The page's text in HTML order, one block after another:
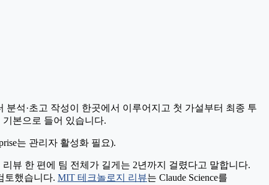
석·초고 작성이 한곳에서 이루어지고 첫 가설부터 최종 투
기본으로 들어 있습니다.
는 관리자 활성화 필요).
뷰 한 편에 팀 전체가 길게는 2년까지 걸렸다고 말합니다.
토했습니다. MIT 테크놀로지 리뷰는 Claude Science를